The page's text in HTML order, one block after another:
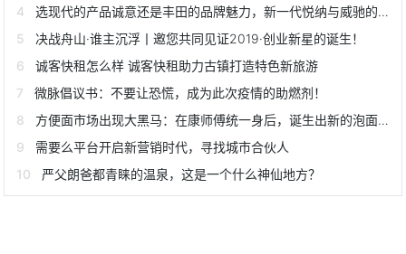
选现代的产品诚意还是丰田的品牌魅力，新一代悦纳与威驰的C位之争
决战舟山·谁主沉浮丨邀您共同见证2019·创业新星的诞生！
诚客快租怎么样 诚客快租助力古镇打造特色新旅游
微脉倡议书：不要让恐慌，成为此次疫情的助燃剂！
方便面市场出现大黑马：在康师傅统一身后，诞生出新的泡面之王
需要么平台开启新营销时代，寻找城市合伙人
严父朗爸都青睐的温泉，这是一个什么神仙地方？